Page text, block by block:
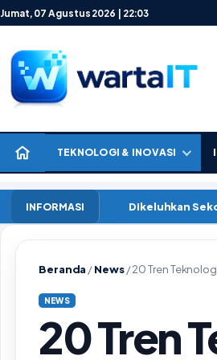
Lewati ke konten
Jumat, 07 Agustus 2026 | 22:03
TEKNOLOGI & INOVASI
INFORMASI Dikeluhkan
Beranda /News/20 Tren
NEWS
20 Tren